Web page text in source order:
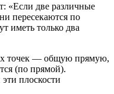
«Если две различные
пересекаются по
иметь только два
точек — общую прямую,
(по прямой).
плоскости